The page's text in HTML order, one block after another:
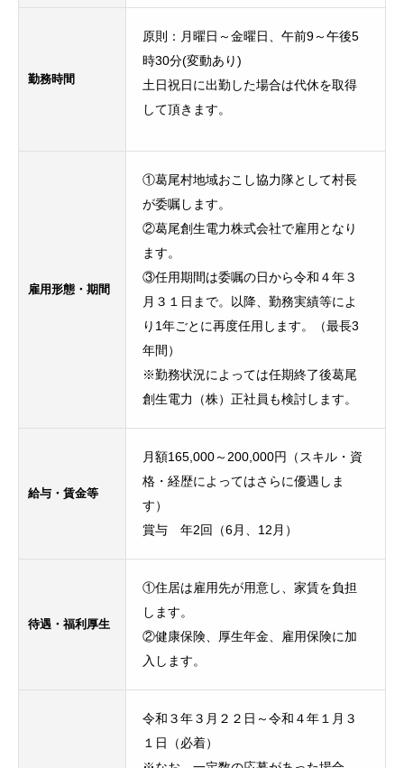
勤務時間
原則：月曜日～金曜日、午前9～午後5
時30分(変動あり)
土日祝日に出勤した場合は代休を取得
して頂きます。
雇用形態・期間
①葛尾村地域おこし協力隊として村長
が委嘱します。
②葛尾創生電力株式会社で雇用となり
ます。
③任用期間は委嘱の日から令和４年３
月３１日まで。以降、勤務実績等によ
り1年ごとに再度任用します。（最長3
年間）
※勤務状況によっては任期終了後葛尾
創生電力（株）正社員も検討します。
給与・賃金等
月額165,000～200,000円（スキル・資
格・経歴によってはさらに優遇しま
す）
賞与 年2回（6月、12月）
待遇・福利厚生
①住居は雇用先が用意し、家賃を負担
します。
②健康保険、厚生年金、雇用保険に加
入します。
令和３年３月２２日～令和４年１月３
１日（必着）